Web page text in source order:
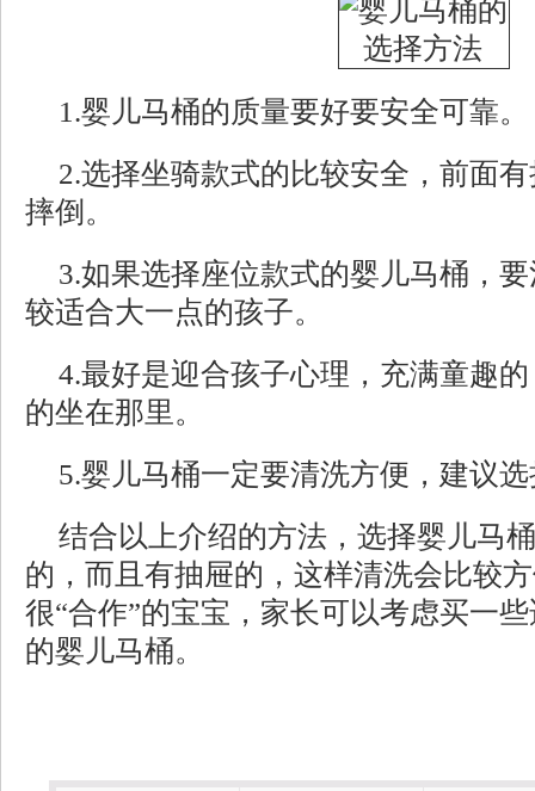
1.婴儿马桶的质量要好要安全可靠。
2.选择坐骑款式的比较安全，前面
摔倒。
3.如果选择座位款式的婴儿马桶，
较适合大一点的孩子。
4.最好是迎合孩子心理，充满童趣
的坐在那里。
5.婴儿马桶一定要清洗方便，建议
结合以上介绍的方法，选择婴儿马
的，而且有抽屉的，这样清洗会比较
很“合作”的宝宝，家长可以考虑买一
的婴儿马桶。